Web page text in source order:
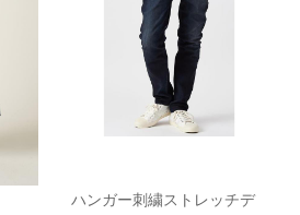
ハンガー刺繍ストレッチデ